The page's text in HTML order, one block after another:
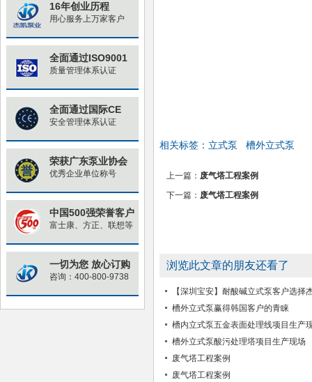
16年创业历程
用心服务上万家客户
全面通过ISO9001
质量管理体系认证
全面通过国际CE
安全管理体系认证
荣获广东泵业协会
优秀企业单位称号
中国500强荣誉客户
富士康、方正、联想等
一切为您 放心订购
咨询：400-800-9738
相关标签： 立式泵 槽外立式泵
上一篇： 废气塔工程案例
下一篇： 废气塔工程案例
浏览此文章的朋友还看了
【深圳宝安】耐酸碱立式泵客户选择
槽外立式泵赢得韩国客户的青睐
槽内立式泵五金表面处理线项目生产
槽外立式泵酸污处理塔项目生产现场
废气塔工程案例
废气塔工程案例